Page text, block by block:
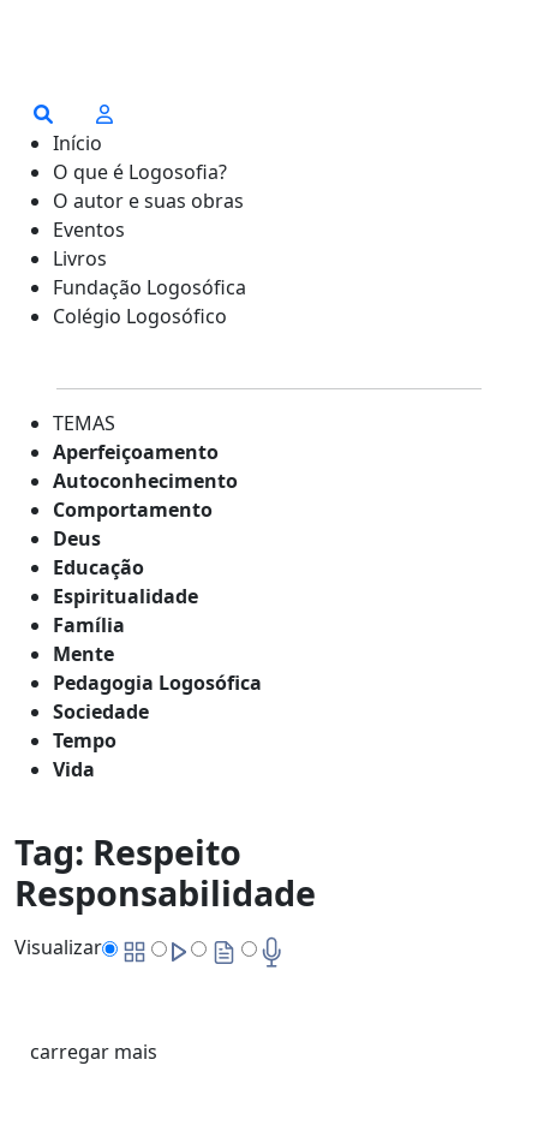
Início
O que é Logosofia?
O autor e suas obras
Eventos
Livros
Fundação Logosófica
Colégio Logosófico
TEMAS
Aperfeiçoamento
Autoconhecimento
Comportamento
Deus
Educação
Espiritualidade
Família
Mente
Pedagogia Logosófica
Sociedade
Tempo
Vida
Tag: Respeito
Responsabilidade
Visualizar
carregar mais